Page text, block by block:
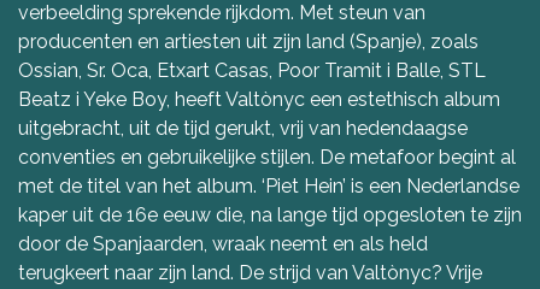
verbeelding sprekende rijkdom. Met steun van
producenten en artiesten uit zijn land (Spanje), zoals
Ossian, Sr. Oca, Etxart Casas, Poor Tramit i Balle, STL
Beatz i Yeke Boy, heeft Valtònyc een estethisch album
uitgebracht, uit de tijd gerukt, vrij van hedendaagse
conventies en gebruikelijke stijlen. De metafoor begint al
met de titel van het album. ‘Piet Hein’ is een Nederlandse
kaper uit de 16e eeuw die, na lange tijd opgesloten te zijn
door de Spanjaarden, wraak neemt en als held
terugkeert naar zijn land. De strijd van Valtònyc? Vrije